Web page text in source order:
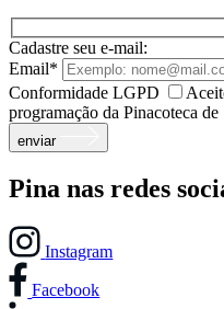
Cadastre seu e-mail:
Email*
Conformidade LGPD
programação da Pinacoteca de
enviar
Pina nas redes
Instagram
Facebook